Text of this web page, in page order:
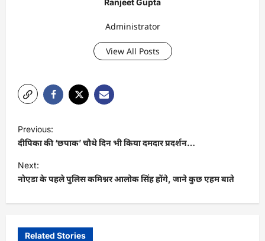
Ranjeet Gupta
Administrator
View All Posts
o
s
t
v
Previous:
दीपिका की ‘छपाक’ चौथे दिन भी किया दमदार प्रदर्शन…
Next:
नोएडा के पहले पुलिस कमिश्नर आलोक सिंह होंगे, जाने कुछ एहम बाते
Related Stories